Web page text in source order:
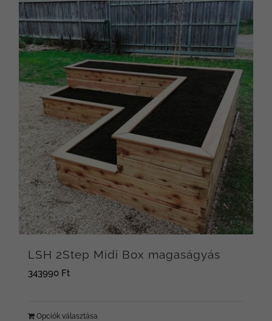
LSH 2Step Midi Box magaságyás
343990 Ft
Opciók választása